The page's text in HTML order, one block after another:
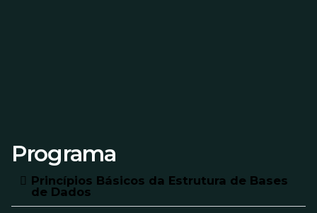
Programa
Princípios Básicos da Estrutura de Bases
de Dados